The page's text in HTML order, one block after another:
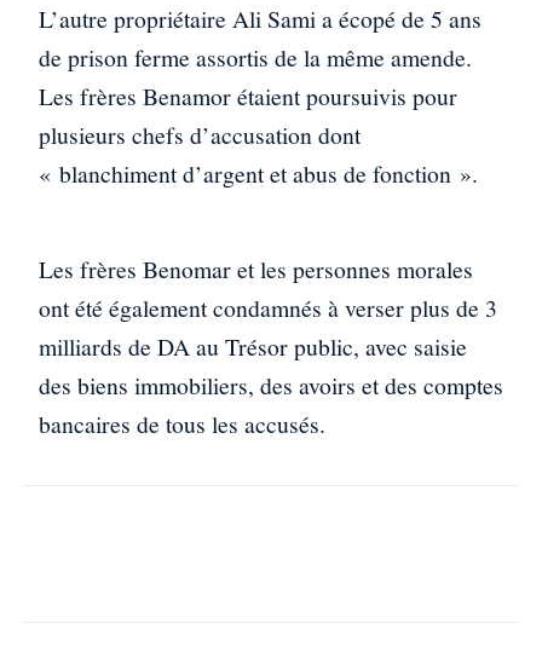
L’autre propriétaire Ali Sami a écopé de 5 ans
de prison ferme assortis de la même amende.
Les frères Benamor étaient poursuivis pour
plusieurs chefs d’accusation dont
« blanchiment d’argent et abus de fonction ».
Les frères Benomar et les personnes morales
ont été également condamnés à verser plus de 3
milliards de DA au Trésor public, avec saisie
des biens immobiliers, des avoirs et des comptes
bancaires de tous les accusés.